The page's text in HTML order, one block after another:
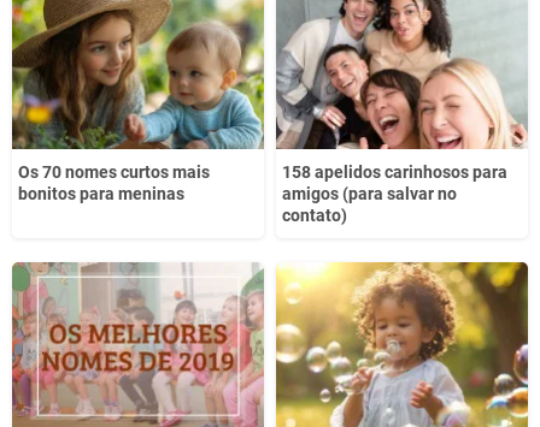
Outro
Os 70 nomes curtos mais
bonitos para meninas
158 apelidos carinhosos para
amigos (para salvar no
contato)